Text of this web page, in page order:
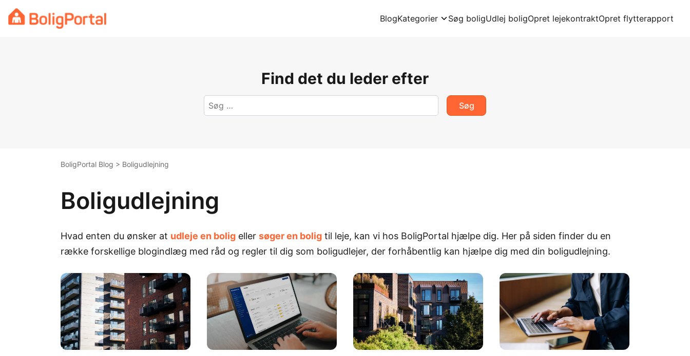
Skip
to
BlogKategorier Søg boligUdlej boligOpret lejekontraktOpret flytterapport
Find det du leder efter
efter:
BoligPortal Blog > Boligudlejning
Boligudlejning
Hvad enten du ønsker at udleje en bolig eller søger en bolig til leje, kan vi hos BoligPortal hjælpe dig. Her på siden finder du en
række forskellige blogindlæg med råd og regler til dig som boligudlejer, der forhåbentlig kan hjælpe dig med din boligudlejning.